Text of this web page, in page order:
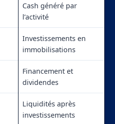
Cash généré par
l’activité
Investissements en
immobilisations
Financement et
dividendes
Liquidités après
investissements